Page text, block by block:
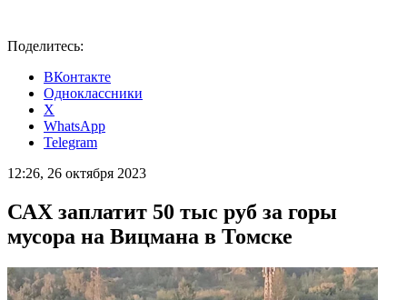
Поделитесь:
ВКонтакте
Одноклассники
X
WhatsApp
Telegram
12:26, 26 октября 2023
САХ заплатит 50 тыс руб за горы
мусора на Вицмана в Томске